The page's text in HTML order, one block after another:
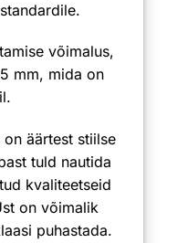
võimalus,
mm, mida on
äärtest stiilse
tuld nautida
kvaliteetseid
on võimalik
puhastada.